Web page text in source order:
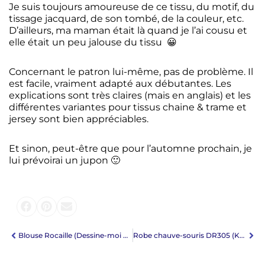
Je suis toujours amoureuse de ce tissu, du motif, du
tissage jacquard, de son tombé, de la couleur, etc.
D’ailleurs, ma maman était là quand je l’ai cousu et
elle était un peu jalouse du tissu 😀
Concernant le patron lui-même, pas de problème. Il
est facile, vraiment adapté aux débutantes. Les
explications sont très claires (mais en anglais) et les
différentes variantes pour tissus chaine & trame et
jersey sont bien appréciables.
Et sinon, peut-être que pour l’automne prochain, je
lui prévoirai un jupon 🙂
Blouse Rocaille (Dessine-moi un patron) : des finitions trop chic ! Robe chauve-souris DR305 (Kommatia)